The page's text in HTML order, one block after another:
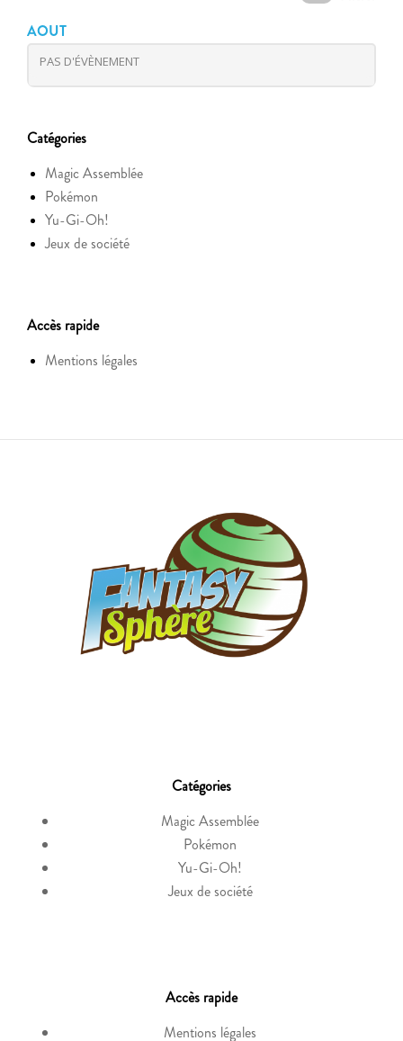
AOUT
PAS D'ÉVÈNEMENT
Catégories
Magic Assemblée
Pokémon
Yu-Gi-Oh!
Jeux de société
Accès rapide
Mentions légales
Catégories
Magic Assemblée
Pokémon
Yu-Gi-Oh!
Jeux de société
Accès rapide
Mentions légales